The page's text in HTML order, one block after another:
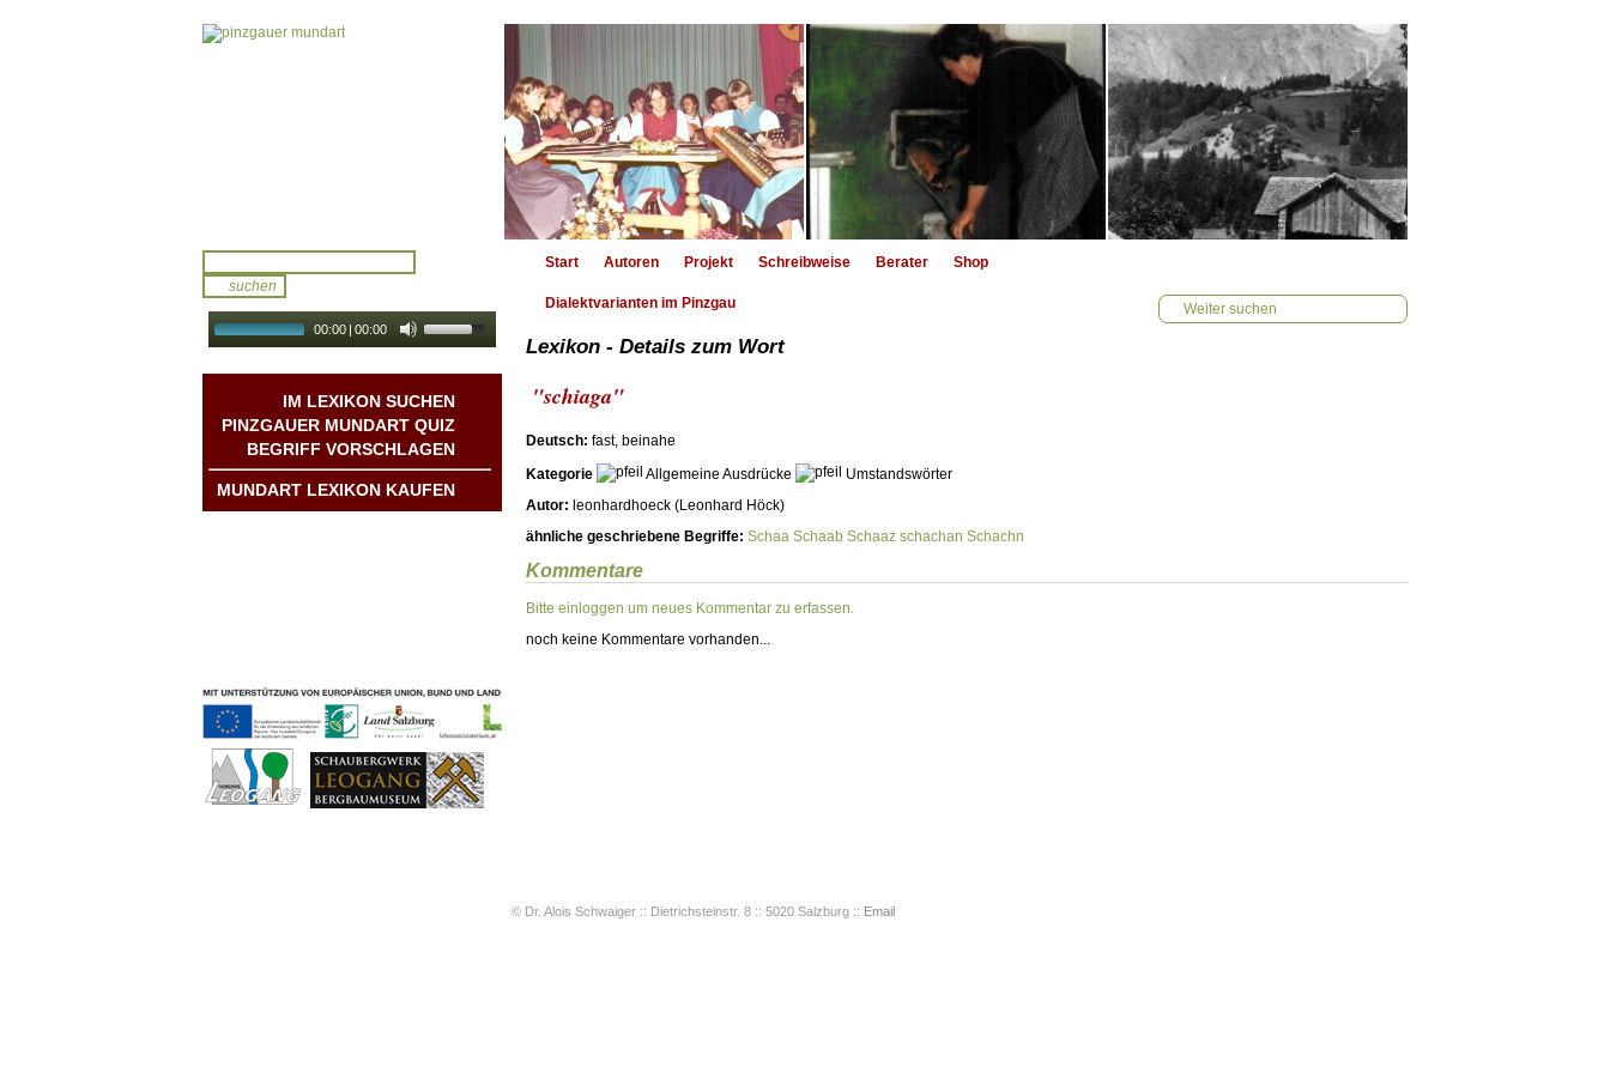
00:00 | 00:00
IM LEXIKON SUCHEN
PINZGAUER MUNDART QUIZ
BEGRIFF VORSCHLAGEN
MUNDART LEXIKON KAUFEN
Start Autoren Projekt Schreibweise Berater Shop
Dialektvarianten im Pinzgau Weiter suchen
Lexikon - Details zum Wort
"schiaga"
Deutsch: fast, beinahe
Kategorie
Allgemeine Ausdrücke
Umstandswörter
Autor: leonhardhoeck (Leonhard Höck)
ähnliche geschriebene Begriffe: Schaa Schaab Schaaz schachan Schachn
Kommentare
Bitte einloggen um neues Kommentar zu erfassen.
noch keine Kommentare vorhanden...
© Dr. Alois Schwaiger :: Dietrichsteinstr. 8 :: 5020 Salzburg :: Email